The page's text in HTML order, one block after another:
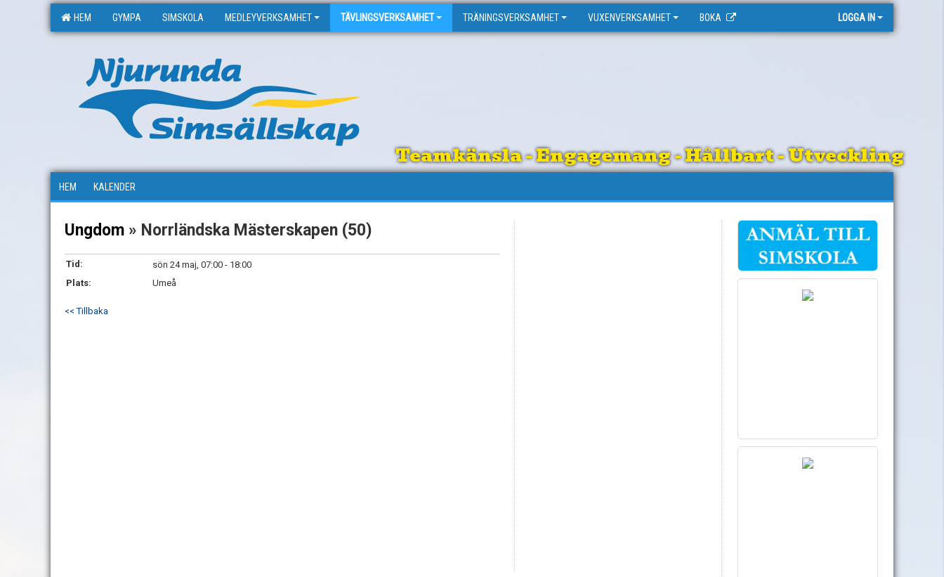
HEM GYMPA SIMSKOLA MEDLEYVERKSAMHET TÄVLINGSVERKSAMHET TRÄNINGSVERKSAMHET VUXENVERKSAMHET BOKA LOGGA IN
Teamkänsla - Engagemang - Hållbart - Utveckling
HEM KALENDER
Ungdom » Norrländska Mästerskapen (50)
Tid:
sön 24 maj, 07:00 - 18:00
Plats:
Umeå
<< Tillbaka